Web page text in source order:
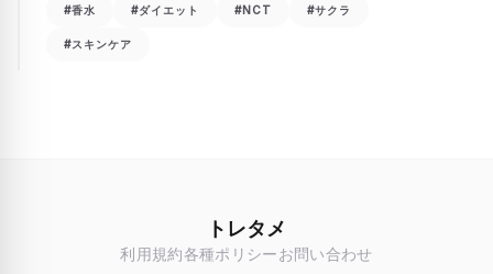
#香水 #ダイエット #NCT #サクラ
#スキンケア
トレタメ
利用規約各種ポリシーお問い合わせ